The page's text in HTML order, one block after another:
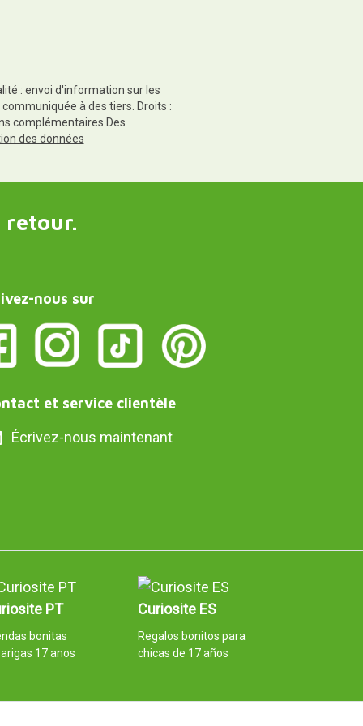
: envoi d'information sur les
à des tiers. Droits :
complémentaires.Des
des données
retour.
nous sur
et service clientèle
Écrivez-nous maintenant
PT
bonitas
17 anos
Curiosite ES
Regalos bonitos para
chicas de 17 años